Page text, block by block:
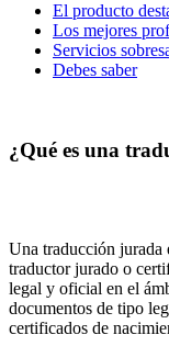
El producto
Los mejores
Servicios
Debes saber
¿Qué es una
Una traducción jurada
traductor jurado o
legal y oficial en el
documentos de tipo
certificados de